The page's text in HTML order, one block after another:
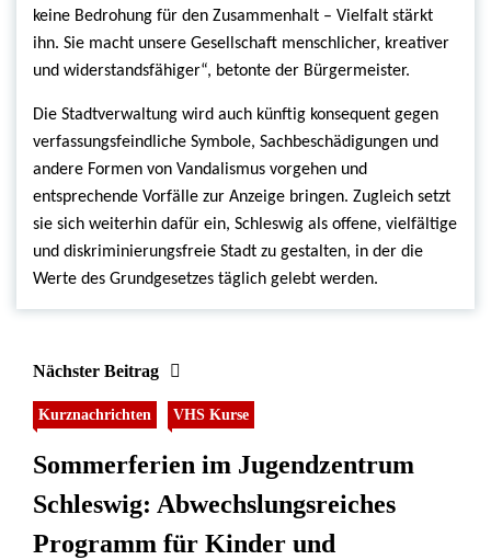
keine Bedrohung für den Zusammenhalt – Vielfalt stärkt
ihn. Sie macht unsere Gesellschaft menschlicher, kreativer
und widerstandsfähiger“, betonte der Bürgermeister.
Die Stadtverwaltung wird auch künftig konsequent gegen
verfassungsfeindliche Symbole, Sachbeschädigungen und
andere Formen von Vandalismus vorgehen und
entsprechende Vorfälle zur Anzeige bringen. Zugleich setzt
sie sich weiterhin dafür ein, Schleswig als offene, vielfältige
und diskriminierungsfreie Stadt zu gestalten, in der die
Werte des Grundgesetzes täglich gelebt werden.
Nächster Beitrag
Kurznachrichten VHS Kurse
Sommerferien im Jugendzentrum
Schleswig: Abwechslungsreiches
Programm für Kinder und